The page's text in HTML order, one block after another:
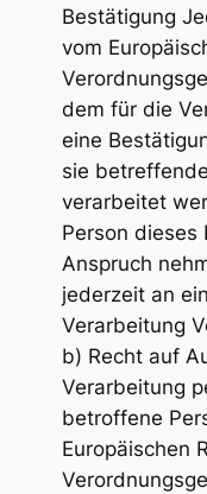
Bestätigung
vom
dem für die
eine
sie
verarbeitet
Person dieses
Anspruch
jederzeit an
Verarbeitung
b) Recht auf
Verarbeitung
betroffene
Europäischen